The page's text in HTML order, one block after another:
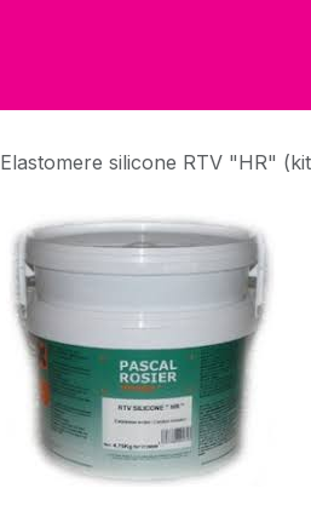
Elastomere silicone RTV "HR"